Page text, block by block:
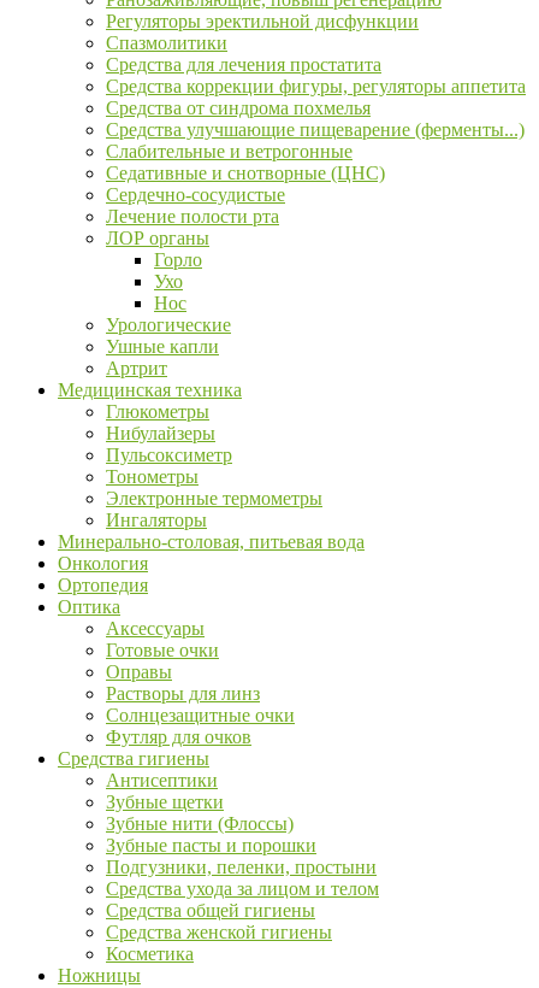
Регуляторы эректильной дисфункции
Спазмолитики
Средства для лечения простатита
Средства коррекции фигуры, регуляторы аппетита
Средства от синдрома похмелья
Средства улучшающие пищеварение (ферменты...)
Слабительные и ветрогонные
Седативные и снотворные (ЦНС)
Сердечно-сосудистые
Лечение полости рта
ЛОР органы
Горло
Ухо
Нос
Урологические
Ушные капли
Артрит
Медицинская техника
Глюкометры
Нибулайзеры
Пульсоксиметр
Тонометры
Электронные термометры
Ингаляторы
Минерально-столовая, питьевая вода
Онкология
Ортопедия
Оптика
Аксессуары
Готовые очки
Оправы
Растворы для линз
Солнцезащитные очки
Футляр для очков
Средства гигиены
Антисептики
Зубные щетки
Зубные нити (Флоссы)
Зубные пасты и порошки
Подгузники, пеленки, простыни
Средства ухода за лицом и телом
Средства общей гигиены
Средства женской гигиены
Косметика
Ножницы